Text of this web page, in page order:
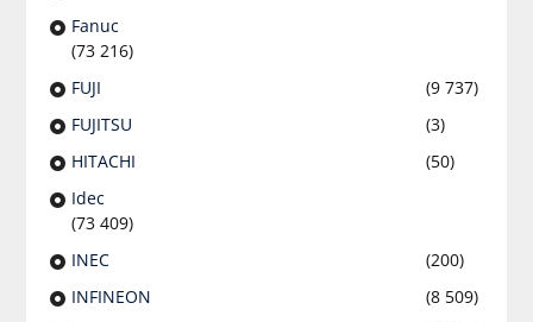
Fanuc
(73 216)
FUJI
(9 737)
FUJITSU
(3)
HITACHI
(50)
Idec
(73 409)
INEC
(200)
INFINEON
(8 509)